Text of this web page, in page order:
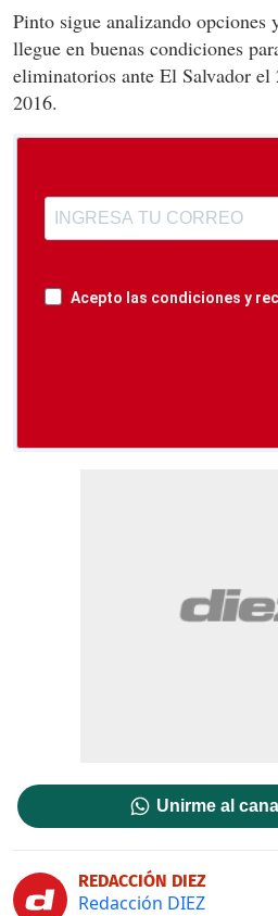
Pinto sigue analizando opciones
llegue en buenas condiciones
eliminatorios ante El Salvador el
2016.
Acepto las condiciones y
Unirme al
REDACCIÓN DIEZ
Redacción DIEZ